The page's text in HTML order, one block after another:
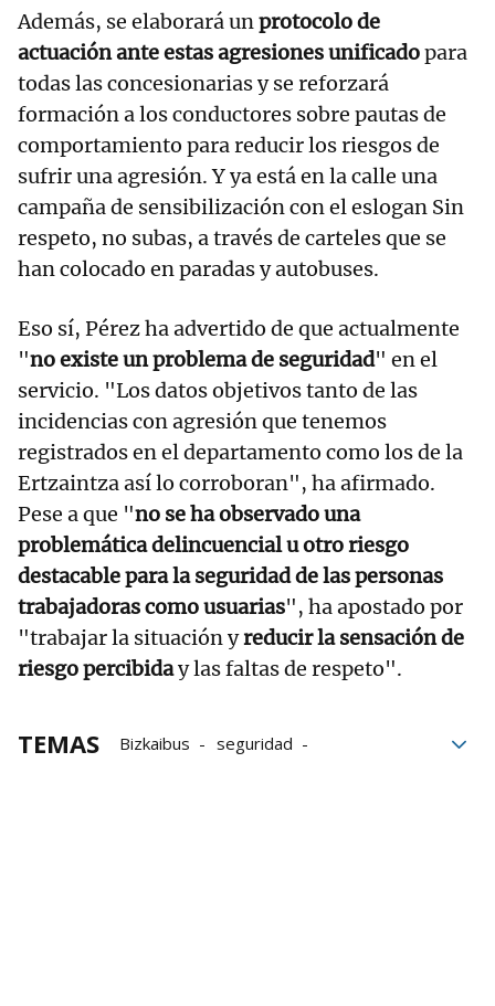
Además, se elaborará unprotocolo de
actuación ante estas agresiones unificadopara
todas las concesionarias y se reforzará
formación a los conductores sobre pautas de
comportamiento para reducir los riesgos de
sufrir una agresión. Y ya está en la calle una
campaña de sensibilización con el eslogan Sin
respeto, no subas, a través de carteles que se
han colocado en paradas y autobuses.
Eso sí, Pérez ha advertido de que actualmente
"no existe un problema de seguridad" en el
servicio. "Los datos objetivos tanto de las
incidencias con agresión que tenemos
registrados en el departamento como los de la
Ertzaintza así lo corroboran", ha afirmado.
Pese a que "no se ha observado una
problemática delincuencial u otro riesgo
destacable para la seguridad de las personas
trabajadoras como usuarias", ha apostado por
"trabajar la situación yreducir la sensación de
riesgo percibiday las faltas de respeto".
TEMAS Bizkaibus
seguridad